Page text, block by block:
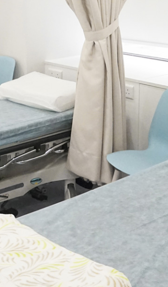
地接受專業診斷和治療，提高受孕的機